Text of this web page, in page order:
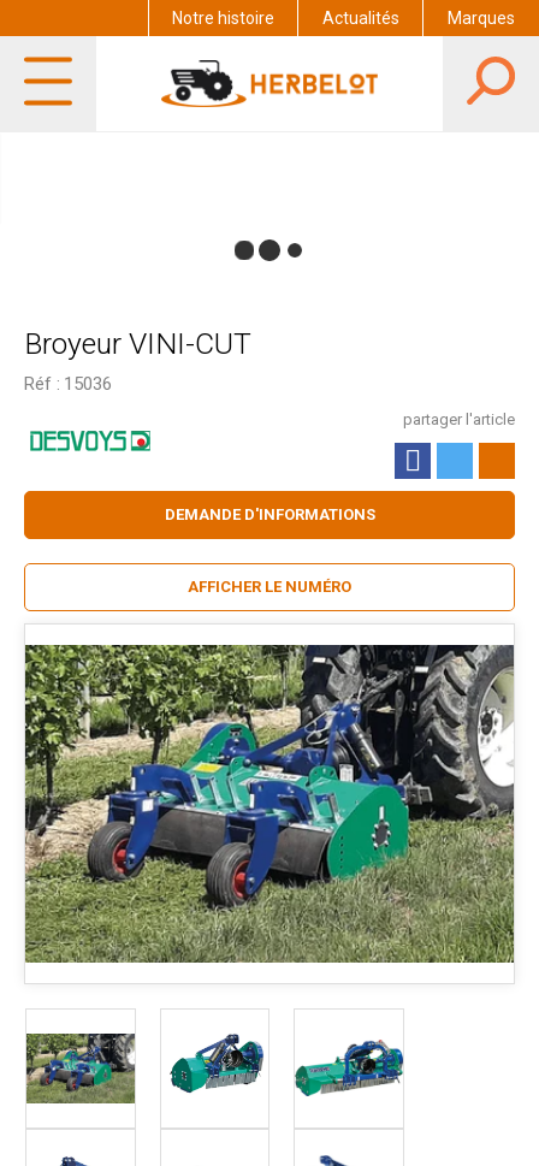
Notre histoire Actualités Marques
Broyeur VINI-CUT
Réf : 15036
partager l'article
DEMANDE D'INFORMATIONS
AFFICHER LE NUMÉRO